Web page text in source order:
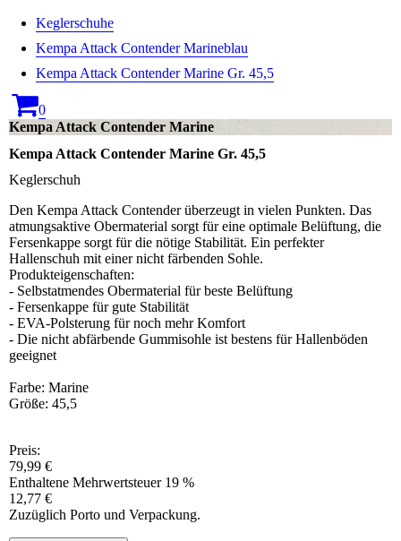
Keglerschuhe
Kempa Attack Contender Marineblau
Kempa Attack Contender Marine Gr. 45,5
0
Kempa Attack Contender Marine
Kempa Attack Contender Marine Gr. 45,5
Keglerschuh
Den Kempa Attack Contender überzeugt in vielen Punkten. Das
atmungsaktive Obermaterial sorgt für eine optimale Belüftung, die
Fersenkappe sorgt für die nötige Stabilität. Ein perfekter
Hallenschuh mit einer nicht färbenden Sohle.
Produkteigenschaften:
- Selbstatmendes Obermaterial für beste Belüftung
- Fersenkappe für gute Stabilität
- EVA-Polsterung für noch mehr Komfort
- Die nicht abfärbende Gummisohle ist bestens für Hallenböden
geeignet
Farbe: Marine
Größe: 45,5
Preis:
79,99 €
Enthaltene Mehrwertsteuer 19 %
12,77 €
Zuzüglich Porto und Verpackung.